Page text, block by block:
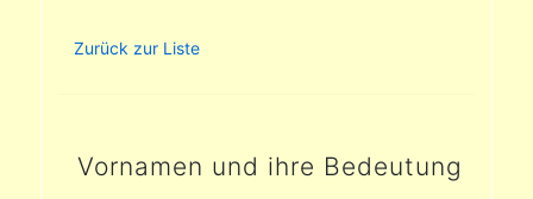
Zurück zur Liste
Vornamen und ihre Bedeutung